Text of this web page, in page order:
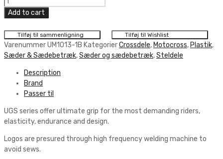
Seat
Cover
UGS
Black
quantity
Add to cart
Tilføj til sammenligning Tilføj til Wishlist
VarenummerUM1013-1B KategorierCrossdele, Motocross, Plastik,
Sæder & Sædebetræk,Sæder og sædebetræk,Steldele
Description
Brand
Passer til
UGS series offer ultimate grip for the most demanding riders,
elasticity, endurance and design.
Logos are presured through high frequency welding machine to
avoid sews.